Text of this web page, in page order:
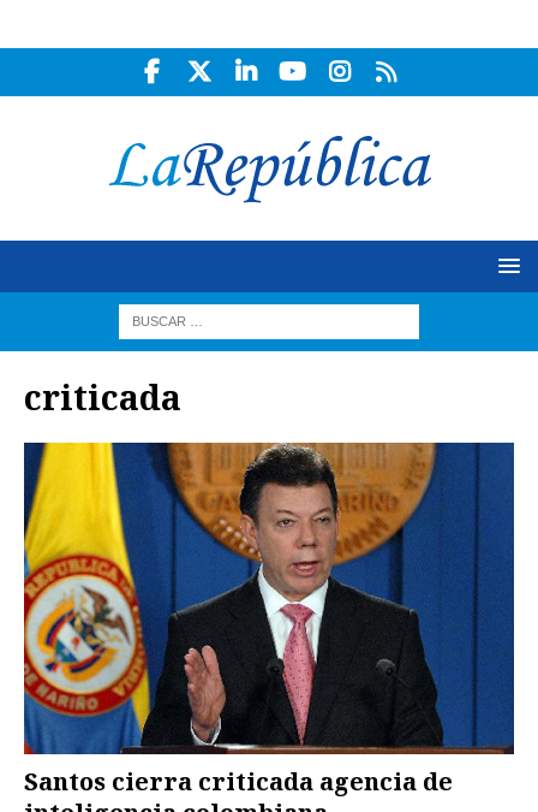
criticada
Santos cierra criticada agencia de